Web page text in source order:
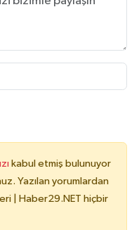
kabul etmiş bulunuyor
Yazılan yorumlardan
| Haber29.NET hiçbir